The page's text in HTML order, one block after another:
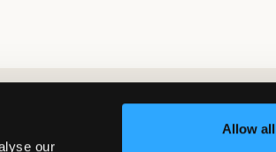
our
Allow all